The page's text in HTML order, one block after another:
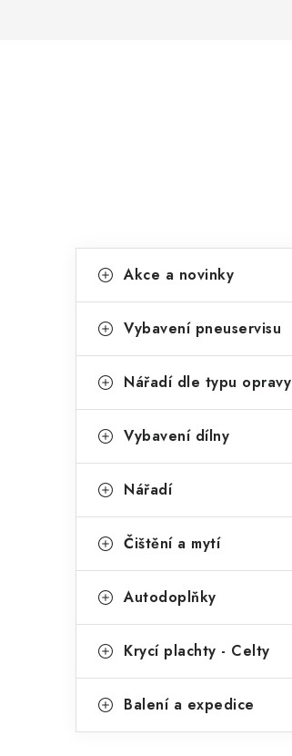
r
n
p
e
kategorie
a
e
o
i
Akce a novinky
Vybavení pneuservisu
Nářadí dle typu opravy
Vybavení dílny
Nářadí
Čištění a mytí
Autodoplňky
Krycí plachty - Celty
Balení a expedice